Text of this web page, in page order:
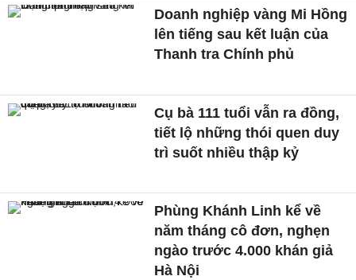
Doanh nghiệp vàng Mi Hồng
lên tiếng sau kết luận của
Thanh tra Chính phủ
Cụ bà 111 tuổi vẫn ra đồng,
tiết lộ những thói quen duy
trì suốt nhiều thập kỷ
Phùng Khánh Linh kể về
năm tháng cô đơn, nghẹn
ngào trước 4.000 khán giả
Hà Nội